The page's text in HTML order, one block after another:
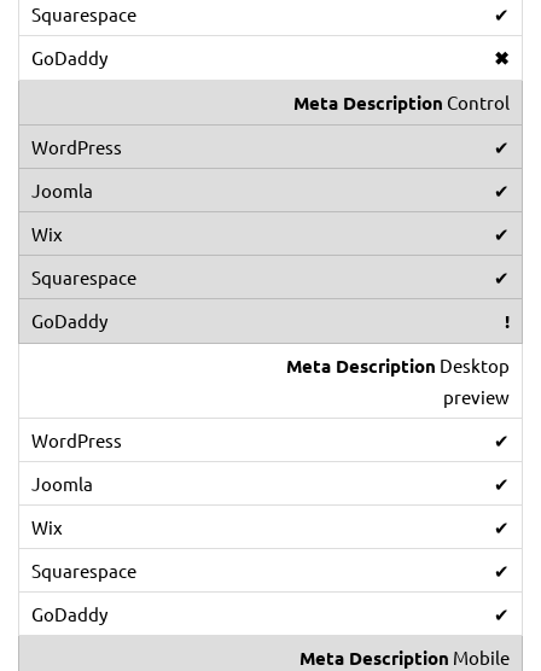
✔
✖
Meta Description Control
✔
✔
✔
✔
!
Meta Description Desktop
preview
✔
✔
✔
✔
✔
Meta Description Mobile